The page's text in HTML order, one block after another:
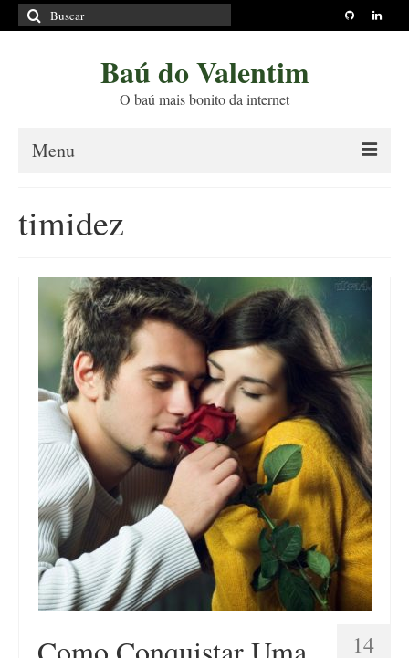
Buscar
por:
Baú do Valentim
O baú mais bonito da internet
Menu
Princípios Editoriais
Políticas e Termos
Livros
Projetos
Blog
Contato
timidez
14